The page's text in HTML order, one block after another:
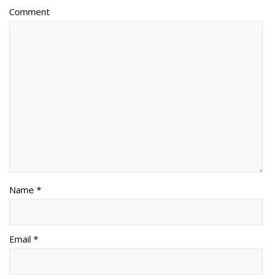
Comment
Name *
Email *